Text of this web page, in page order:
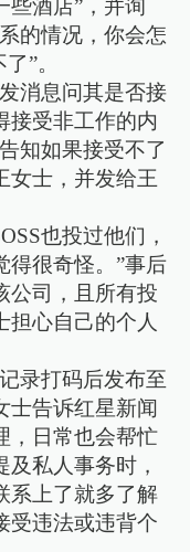
些酒店”，并询
的情况，你会怎
”。
消息问其是否接
接受非工作的内
知如果接受不了
女士，并发给王
也投过他们，
得很奇怪。”事后
公司，且所有投
担心自己的个人
录打码后发布至
士告诉红星新闻
，日常也会帮忙
私人事务时，
系上了就多了解
受违法或违背个